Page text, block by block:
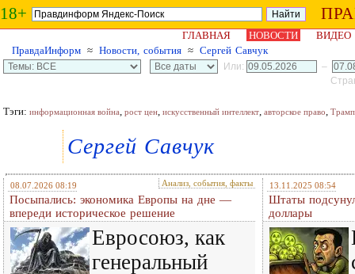
18+
ГЛАВНАЯ НОВОСТИ
ВИДЕО
ПравдаИнформ ≈ Новости, события ≈ Сергей Савчук
Или:
–
Тэги: информационная война, рост цен, искусственный интеллект, авторское право, Трамп
Сергей Савчук
08.07.2026 08:19 Анализ, события, факты
Посыпались: экономика Европы на дне —
впереди историческое решение
Евросоюз, как
генеральный
13.11.2025 08:54
Штаты
доллары